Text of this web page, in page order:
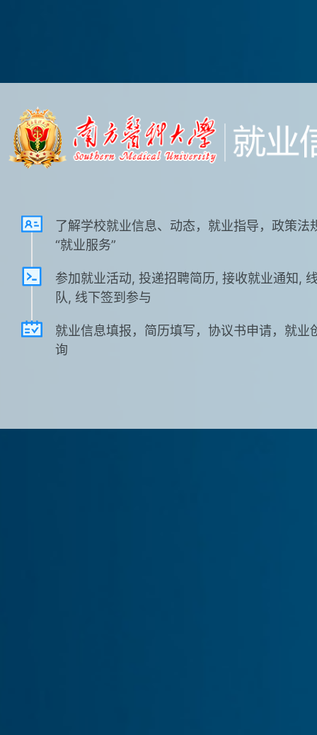
了解学校就业信息、动态，就业指导，政策法
“就业服务”
参加就业活动, 投递招聘简历, 接收就业通知,
队, 线下签到参与
就业信息填报，简历填写，协议书申请，就业
询